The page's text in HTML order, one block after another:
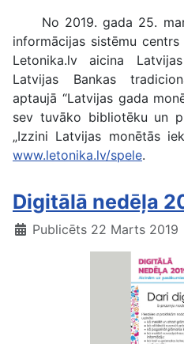
No 2019. gada 25.
informācijas sistēmu
Letonika.lv aicina
Latvijas Bankas
aptaujā “Latvijas gada
sev tuvāko bibliotēku un
„Izzini Latvijas monētās
www.letonika.lv/spele.
Digitālā nedēļa
Publicēts 22 Marts 2019